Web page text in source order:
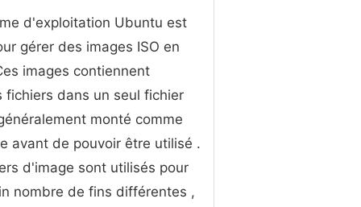
d'exploitation Ubuntu est
gérer des images ISO en
images contiennent
fichiers dans un seul fichier
monté comme
avant de pouvoir être utilisé .
d'image sont utilisés pour
nombre de fins différentes ,